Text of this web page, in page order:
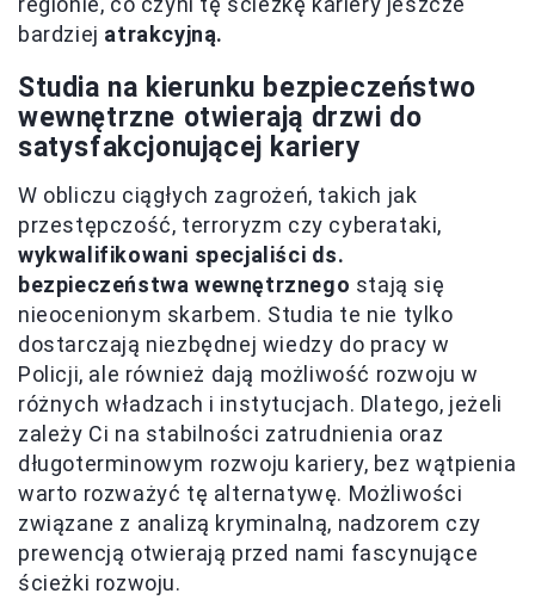
bardziej atrakcyjną.
Studia na kierunku bezpieczeństwo
wewnętrzne otwierają drzwi do
satysfakcjonującej kariery
W obliczu ciągłych zagrożeń, takich jak
przestępczość, terroryzm czy cyberataki,
wykwalifikowani specjaliści ds.
bezpieczeństwa wewnętrznego stają się
nieocenionym skarbem. Studia te nie tylko
dostarczają niezbędnej wiedzy do pracy w
Policji, ale również dają możliwość rozwoju w
różnych władzach i instytucjach. Dlatego, jeżeli
zależy Ci na stabilności zatrudnienia oraz
długoterminowym rozwoju kariery, bez wątpienia
warto rozważyć tę alternatywę. Możliwości
związane z analizą kryminalną, nadzorem czy
prewencją otwierają przed nami fascynujące
ścieżki rozwoju.